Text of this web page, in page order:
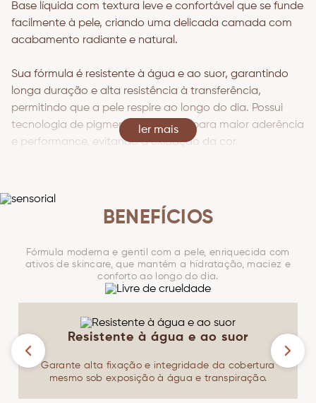
Base líquida com textura leve e confortável que se funde
facilmente à pele, criando uma delicada camada com
acabamento radiante e natural.
Sua fórmula é resistente à água e ao suor, garantindo
longa duração e alta resistência à transferência,
permitindo que a pele respire ao longo do dia. Possui
tecnologia de pigmentos tratados para maior aderência
e performance, evitando a oxidação da cor.
cobertura média construível, fácil de aplicar e espalhar.
Uma maquiagem completa, aliada com ativos de
esqualano de cana-de-açúcar, que cuidam da pele
enquanto uniformizam o tom.
Textura e fórmula adequadas para todos os tipos de
Ver mais
BENEFÍCIOS
Fórmula moderna e gentil com a pele, enriquecida com
ativos de skincare, que mantém a hidratação, maciez e
conforto ao longo do dia.
Resistente à água e ao suor
Garante alta fixação e integridade da cobertura
mesmo sob exposição à água e transpiração.